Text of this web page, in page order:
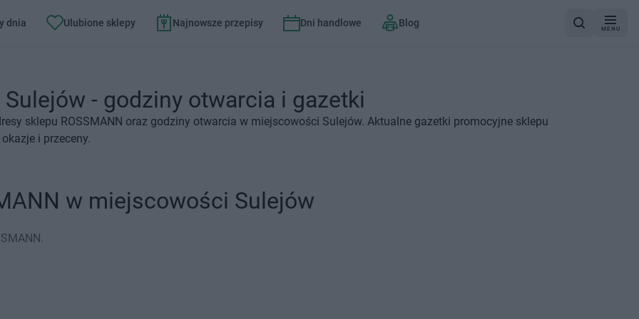
dnia Ulubione sklepy Najnowsze przepisy Dni handlowe Blog
MENU
Sulejów - godziny otwarcia i gazetki
sklepu ROSSMANN oraz godziny otwarcia w miejscowości Sulejów. Aktualne gazetki promocyjne sklepu
i przeceny.
w miejscowości Sulejów